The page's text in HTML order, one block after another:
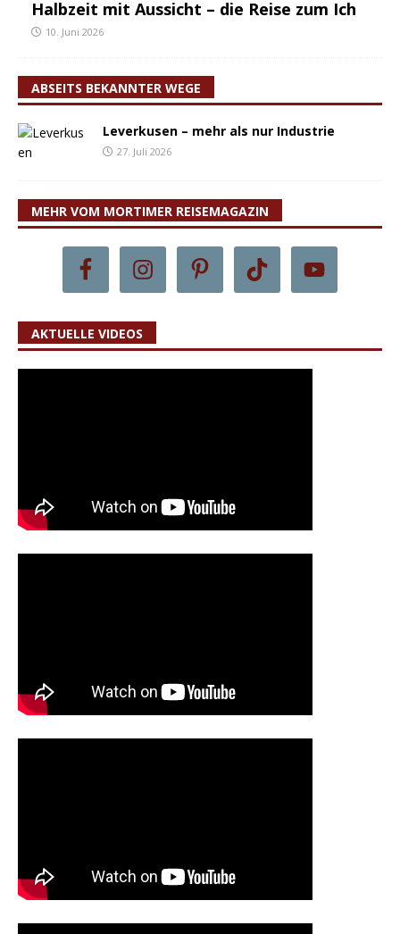
Halbzeit mit Aussicht – die Reise zum Ich
10. Juni 2026
ABSEITS BEKANNTER WEGE
Leverkusen – mehr als nur Industrie
27. Juli 2026
MEHR VOM MORTIMER REISEMAGAZIN
AKTUELLE VIDEOS